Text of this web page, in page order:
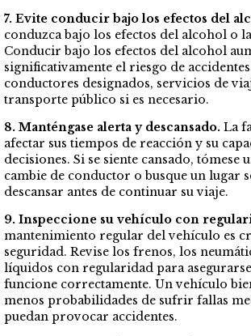
7. Evite conducir bajo los efectos del
conduzca bajo los efectos del alcohol o
Conducir bajo los efectos del alcohol
significativamente el riesgo de
conductores designados, servicios de
transporte público si es necesario.
8. Manténgase alerta y descansado. La
afectar sus tiempos de reacción y su
decisiones. Si se siente cansado, tómese
cambie de conductor o busque un lugar
descansar antes de continuar su viaje.
9. Inspeccione su vehículo con
mantenimiento regular del vehículo es
seguridad. Revise los frenos, los
líquidos con regularidad para
funcione correctamente. Un vehículo
menos probabilidades de sufrir fallas
puedan provocar accidentes.